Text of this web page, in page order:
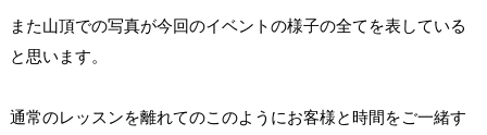
また山頂での写真が今回のイベントの様子の全てを表している
と思います。
通常のレッスンを離れてのこのようにお客様と時間をご一緒す